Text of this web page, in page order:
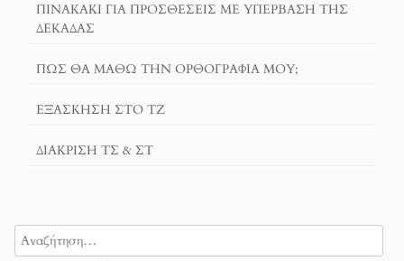
ΠΙΝΑΚΆΚΙ ΓΙΑ ΠΡΟΣΘΈΣΕΙΣ ΜΕ ΥΠΈΡΒΑΣΗ ΤΗΣ
ΔΕΚΆΔΑΣ
ΠΏΣ ΘΑ ΜΆΘΩ ΤΗΝ ΟΡΘΟΓΡΑΦΊΑ ΜΟΥ;
ΕΞΆΣΚΗΣΗ ΣΤΟ ΤΖ
ΔΙΆΚΡΙΣΗ ΤΣ & ΣΤ